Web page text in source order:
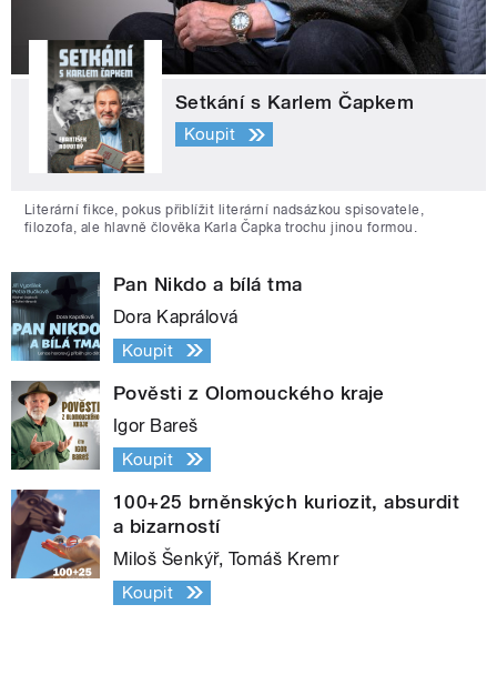
Setkání s Karlem Čapkem
Koupit
Literární fikce, pokus přiblížit literární nadsázkou spisovatele,
filozofa, ale hlavně člověka Karla Čapka trochu jinou formou.
Pan Nikdo a bílá tma
Dora Kaprálová
Koupit
Pověsti z Olomouckého kraje
Igor Bareš
Koupit
100+25 brněnských kuriozit, absurdit
a bizarností
Miloš Šenkýř, Tomáš Kremr
Koupit